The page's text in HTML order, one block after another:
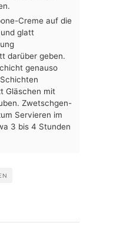
Creme auf die
glatt
darüber geben.
genauso
Gläschen mit
Zwetschgen-
Servieren im
3 bis 4 Stunden